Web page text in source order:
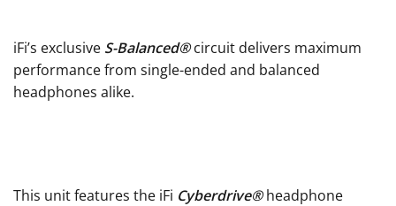
iFi’s exclusive S-Balanced®circuit delivers maximum
performance from single-ended and balanced
headphones alike.
This unit features the iFi Cyberdrive®headphone